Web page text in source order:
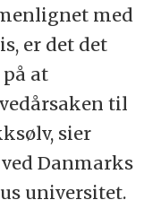
som kan gi
er påvist
med
er det det
at
til
sier
Danmarks
universitet.